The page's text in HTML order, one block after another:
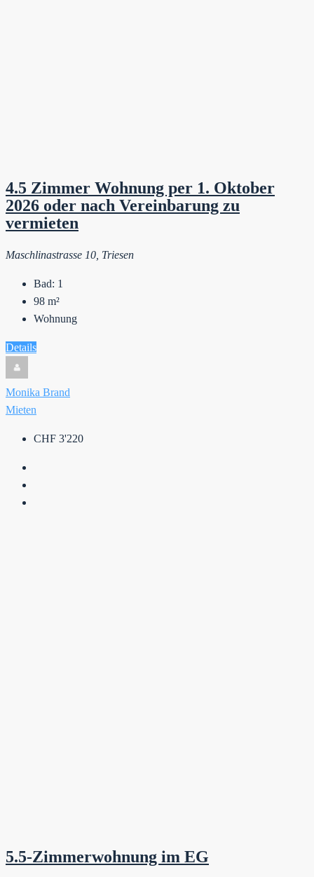
4.5 Zimmer Wohnung per 1. Oktober
2026 oder nach Vereinbarung zu
vermieten
Maschlinastrasse 10, Triesen
Bad: 1
98 m²
Wohnung
Details
Monika Brand
Mieten
CHF 3'220
5.5-Zimmerwohnung im EG